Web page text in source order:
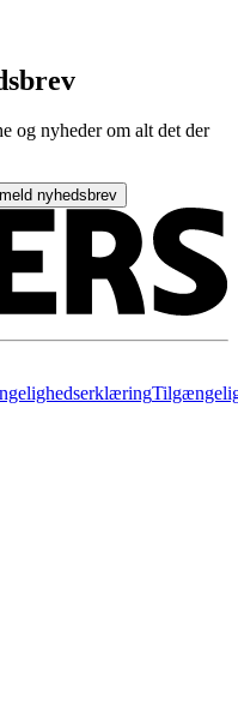
og nyheder om alt det der
nyhedsbrev